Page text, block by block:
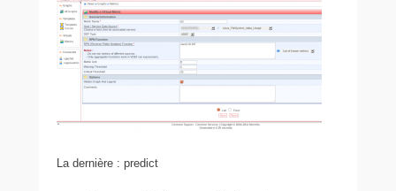
La dernière : predict